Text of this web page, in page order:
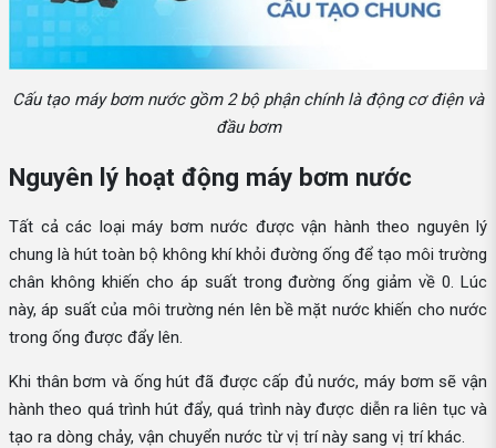
Cấu tạo máy bơm nước gồm 2 bộ phận chính là động cơ điện và
đầu bơm
Nguyên lý hoạt động máy bơm nước
Tất cả các loại máy bơm nước được vận hành theo nguyên lý
chung là hút toàn bộ không khí khỏi đường ống để tạo môi trường
chân không khiến cho áp suất trong đường ống giảm về 0. Lúc
này, áp suất của môi trường nén lên bề mặt nước khiến cho nước
trong ống được đẩy lên.
Khi thân bơm và ống hút đã được cấp đủ nước, máy bơm sẽ vận
hành theo quá trình hút đẩy, quá trình này được diễn ra liên tục và
tạo ra dòng chảy, vận chuyển nước từ vị trí này sang vị trí khác.